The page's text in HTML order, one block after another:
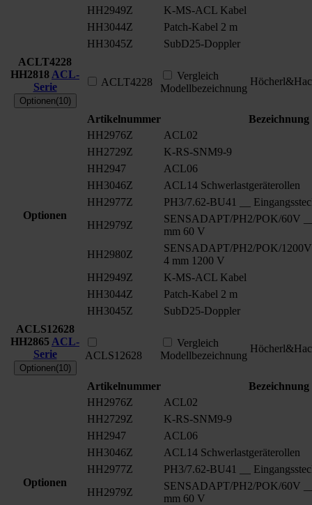
HH2949Z
K-MS-ACL Kabel
HH3044Z
Patch-Kabel 2 m
HH3045Z
SubD25-Doppler
ACLT4228
HH2818 ACL-
Serie
Optionen(10)
ACLT4228
Vergleich
Modellbezeichnung
Optionen
Artikelnummer
Bezeichnung
HH2976Z
ACL02
HH2729Z
K-RS-SNM9-9
HH2947
ACL06
HH3046Z
ACL14 Schwerlastgeräterollen
HH2977Z
PH3/7.62-BU41 __
HH2979Z
SENSADAPT/PH2/POK/60V
mm 60 V
HH2980Z
SENSADAPT/PH2/POK/1200V
4 mm 1200 V
HH2949Z
K-MS-ACL Kabel
HH3044Z
Patch-Kabel 2 m
HH3045Z
SubD25-Doppler
ACLS12628
HH2865 ACL-
Serie
Optionen(10)
ACLS12628
Vergleich
Modellbezeichnung
Optionen
Artikelnummer
Bezeichnung
HH2976Z
ACL02
HH2729Z
K-RS-SNM9-9
HH2947
ACL06
HH3046Z
ACL14 Schwerlastgeräterollen
HH2977Z
PH3/7.62-BU41 __
HH2979Z
SENSADAPT/PH2/POK/60V
mm 60 V